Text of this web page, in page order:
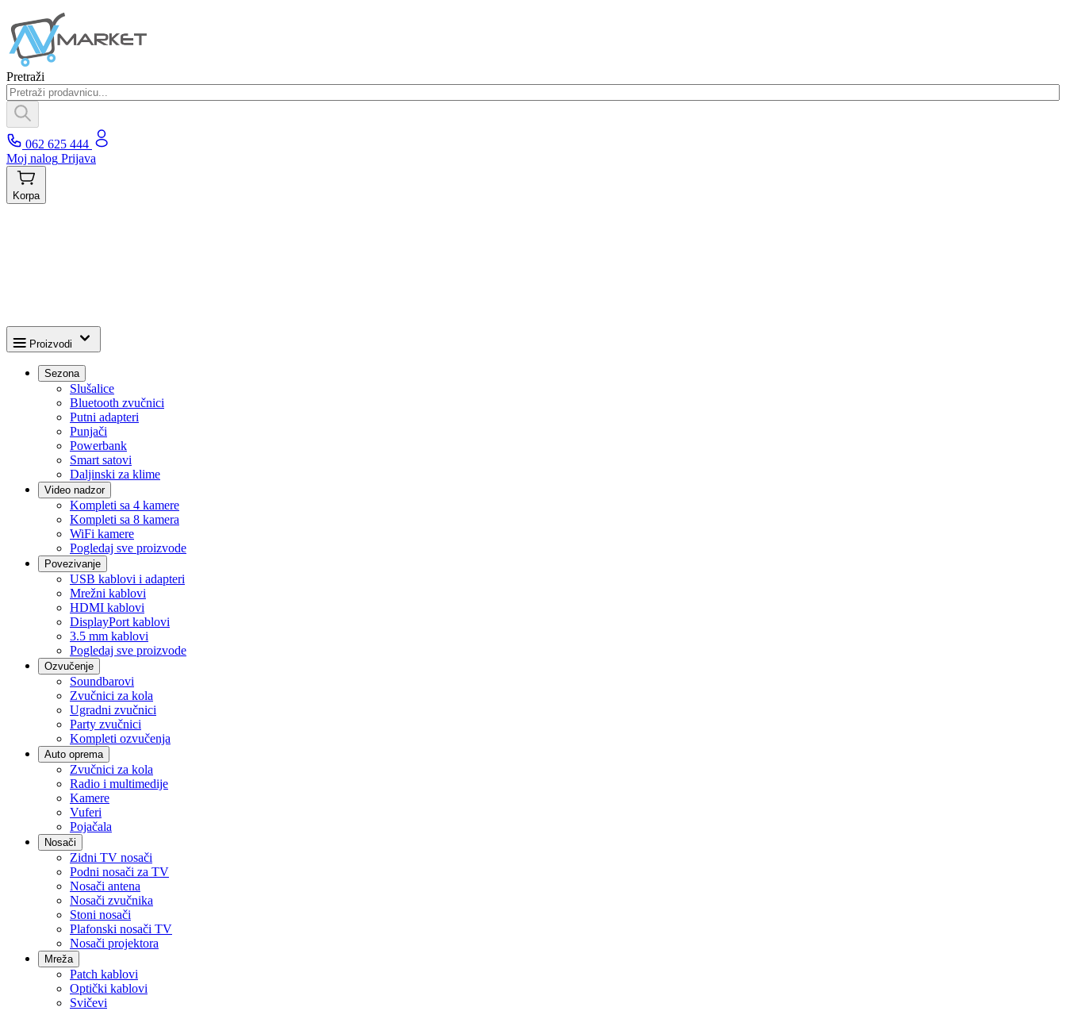
Pretraži
062 625 444
Moj nalog Prijava
Korpa
Proizvodi
Sezona
Slušalice
Bluetooth zvučnici
Putni adapteri
Punjači
Powerbank
Smart satovi
Daljinski za klime
Video nadzor
Kompleti sa 4 kamere
Kompleti sa 8 kamera
WiFi kamere
Pogledaj sve proizvode
Povezivanje
USB kablovi i adapteri
Mrežni kablovi
HDMI kablovi
DisplayPort kablovi
3.5 mm kablovi
Pogledaj sve proizvode
Ozvučenje
Soundbarovi
Zvučnici za kola
Ugradni zvučnici
Party zvučnici
Kompleti ozvučenja
Auto oprema
Zvučnici za kola
Radio i multimedije
Kamere
Vuferi
Pojačala
Nosači
Zidni TV nosači
Podni nosači za TV
Nosači antena
Nosači zvučnika
Stoni nosači
Plafonski nosači TV
Nosači projektora
Mreža
Patch kablovi
Optički kablovi
Svičevi